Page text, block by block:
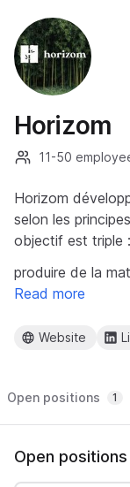
Horizom
11-50
Horizom
selon les
objectif est triple :
produire de la
Read more
Website
Open positions 1
Open positions